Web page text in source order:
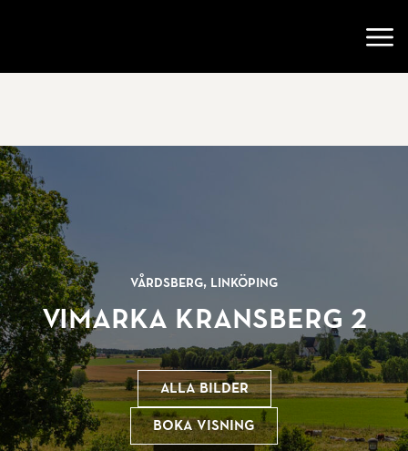
Vårdsberg, Linköping
Vimarka Kransberg 2
Alla bilder
Boka visning